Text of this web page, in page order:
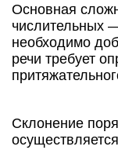
Основная
числительных
необходимо
речи требует
Склонение